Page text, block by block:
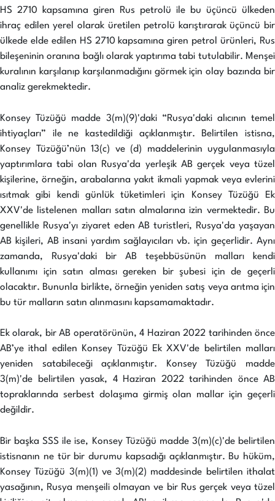
HS 2710 kapsamına giren Rus petrolü ile bu üçüncü ülkeden
ihraç edilen yerel olarak üretilen petrolü karıştırarak üçüncü bir
ülkede elde edilen HS 2710 kapsamına giren petrol ürünleri, Rus
bileşeninin oranına bağlı olarak yaptırıma tabi tutulabilir. Menşei
kuralının karşılanıp karşılanmadığını görmek için olay bazında bir
analiz gerekmektedir.
Konsey Tüzüğü madde 3(m)(9)'daki “Rusya'daki alıcının temel
ihtiyaçları” ile ne kastedildiği açıklanmıştır. Belirtilen istisna,
Konsey Tüzüğü’nün 13(c) ve (d) maddelerinin uygulanmasıyla
yaptırımlara tabi olan Rusya'da yerleşik AB gerçek veya tüzel
kişilerine, örneğin, arabalarına yakıt ikmali yapmak veya evlerini
ısıtmak gibi kendi günlük tüketimleri için Konsey Tüzüğü Ek
XXV'de listelenen malları satın almalarına izin vermektedir. Bu
genellikle Rusya'yı ziyaret eden AB turistleri, Rusya'da yaşayan
AB kişileri, AB insani yardım sağlayıcıları vb. için geçerlidir. Aynı
zamanda, Rusya'daki bir AB teşebbüsünün malları kendi
kullanımı için satın alması gereken bir şubesi için de geçerli
olacaktır. Bununla birlikte, örneğin yeniden satış veya arıtma için
bu tür malların satın alınmasını kapsamamaktadır.
Ek olarak, bir AB operatörünün, 4 Haziran 2022 tarihinden önce
AB’ye ithal edilen Konsey Tüzüğü Ek XXV'de belirtilen malları
yeniden satabileceği açıklanmıştır. Konsey Tüzüğü madde
3(m)'de belirtilen yasak, 4 Haziran 2022 tarihinden önce AB
topraklarında serbest dolaşıma girmiş olan mallar için geçerli
değildir.
Bir başka SSS ile ise, Konsey Tüzüğü madde 3(m)(c)'de belirtilen
istisnanın ne tür bir durumu kapsadığı açıklanmıştır. Bu hüküm,
Konsey Tüzüğü 3(m)(1) ve 3(m)(2) maddesinde belirtilen ithalat
yasağının, Rusya menşeili olmayan ve bir Rus gerçek veya tüzel